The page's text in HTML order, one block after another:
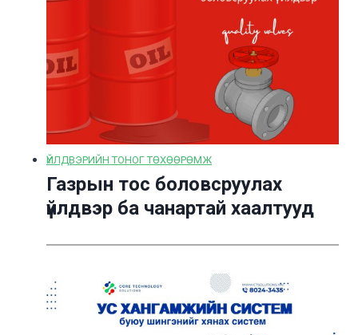
ҮЙЛДВЭРИЙН ТОНОГ ТӨХӨӨРӨМЖ
Газрын тос боловсруулах
үйлдвэр ба чанартай хаалтууд